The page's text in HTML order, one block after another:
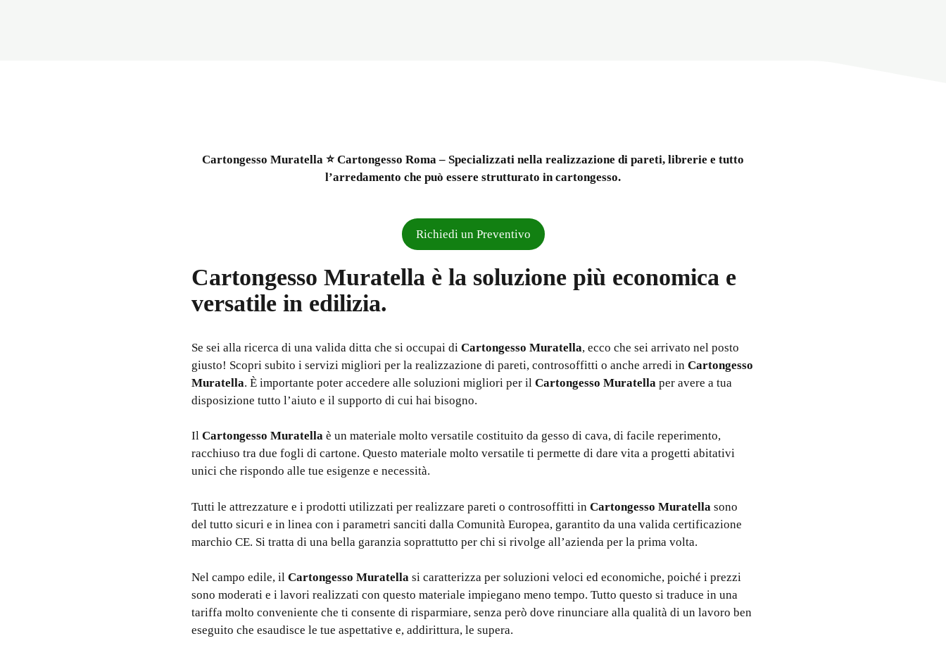
Cartongesso Muratella ⭐ Cartongesso Roma – Specializzati nella realizzazione di pareti, librerie e tutto
l’arredamento che può essere strutturato in cartongesso.
Richiedi un Preventivo
Cartongesso Muratella è la soluzione più economica e
versatile in edilizia.
Se sei alla ricerca di una valida ditta che si occupai di Cartongesso Muratella, ecco che sei arrivato nel posto
giusto! Scopri subito i servizi migliori per la realizzazione di pareti, controsoffitti o anche arredi in Cartongesso
Muratella. È importante poter accedere alle soluzioni migliori per il Cartongesso Muratella per avere a tua
disposizione tutto l’aiuto e il supporto di cui hai bisogno.
Il Cartongesso Muratella è un materiale molto versatile costituito da gesso di cava, di facile reperimento,
racchiuso tra due fogli di cartone. Questo materiale molto versatile ti permette di dare vita a progetti abitativi
unici che rispondo alle tue esigenze e necessità.
Tutti le attrezzature e i prodotti utilizzati per realizzare pareti o controsoffitti in Cartongesso Muratella sono
del tutto sicuri e in linea con i parametri sanciti dalla Comunità Europea, garantito da una valida certificazione
marchio CE. Si tratta di una bella garanzia soprattutto per chi si rivolge all’azienda per la prima volta.
Nel campo edile, il Cartongesso Muratella si caratterizza per soluzioni veloci ed economiche, poiché i prezzi
sono moderati e i lavori realizzati con questo materiale impiegano meno tempo. Tutto questo si traduce in una
tariffa molto conveniente che ti consente di risparmiare, senza però dove rinunciare alla qualità di un lavoro ben
eseguito che esaudisce le tue aspettative e, addirittura, le supera.